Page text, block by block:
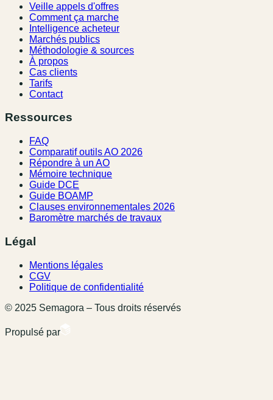
Veille appels d'offres
Comment ça marche
Intelligence acheteur
Marchés publics
Méthodologie & sources
À propos
Cas clients
Tarifs
Contact
Ressources
FAQ
Comparatif outils AO 2026
Répondre à un AO
Mémoire technique
Guide DCE
Guide BOAMP
Clauses environnementales 2026
Baromètre marchés de travaux
Légal
Mentions légales
CGV
Politique de confidentialité
© 2025 Semagora – Tous droits réservés
Propulsé par